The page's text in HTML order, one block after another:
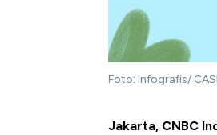
Foto: Infografis/
Jakarta, CNBC